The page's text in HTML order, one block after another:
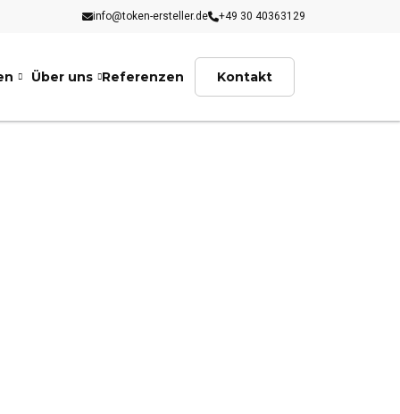
info@token-ersteller.de +49 30 40363129
Über uns Referenzen Kontakt